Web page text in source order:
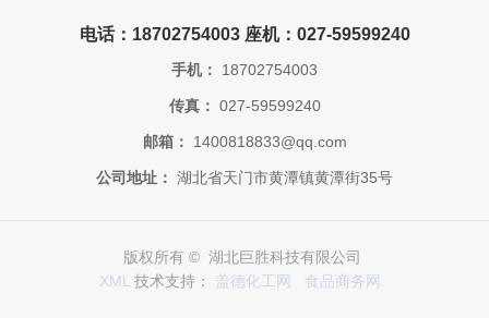
电话：18702754003 座机：027-59599240
手机： 18702754003
传真： 027-59599240
邮箱： 1400818833@qq.com
公司地址： 湖北省天门市黄潭镇黄潭街35号
版权所有 © 湖北巨胜科技有限公司
XML 技术支持： 盖德化工网 食品商务网